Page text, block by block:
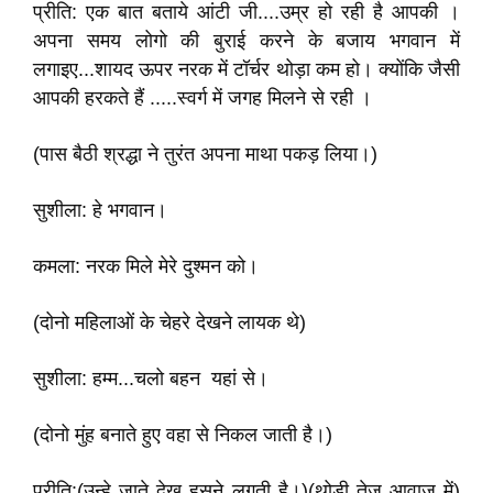
प्रीति: एक बात बताये आंटी जी....उम्र हो रही है आपकी ।
अपना समय लोगो की बुराई करने के बजाय भगवान में
लगाइए...शायद ऊपर नरक में टॉर्चर थोड़ा कम हो। क्योंकि जैसी
आपकी हरकते हैं .....स्वर्ग में जगह मिलने से रही ।
(पास बैठी श्रद्धा ने तुरंत अपना माथा पकड़ लिया।)
सुशीला: हे भगवान।
कमला: नरक मिले मेरे दुश्मन को।
(दोनो महिलाओं के चेहरे देखने लायक थे)
सुशीला: हम्म...चलो बहन यहां से।
(दोनो मुंह बनाते हुए वहा से निकल जाती है।)